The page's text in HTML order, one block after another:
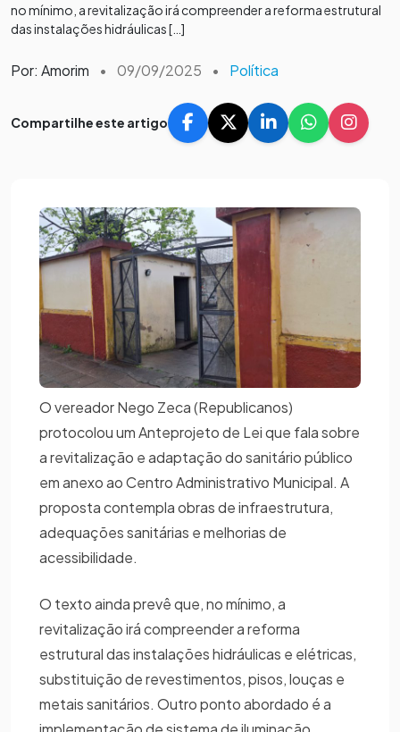
no mínimo, a revitalização irá compreender a reforma estrutural
das instalações hidráulicas […]
Por: Amorim • 09/09/2025 • Política
Compartilhe este artigo
O vereador Nego Zeca (Republicanos)
protocolou um Anteprojeto de Lei que fala sobre
a revitalização e adaptação do sanitário público
em anexo ao Centro Administrativo Municipal. A
proposta contempla obras de infraestrutura,
adequações sanitárias e melhorias de
acessibilidade.
O texto ainda prevê que, no mínimo, a
revitalização irá compreender a reforma
estrutural das instalações hidráulicas e elétricas,
substituição de revestimentos, pisos, louças e
metais sanitários. Outro ponto abordado é a